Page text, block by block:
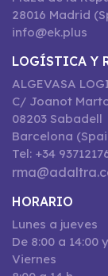
28016 Madrid
info@ek.plus
LOGÍSTICA Y
ALGEVASA
C/ Joanot
08203 Sabadell
Barcelona
Tel: +34
HORARIO
Lunes a jueves
De 8:00 a 14:00
Viernes